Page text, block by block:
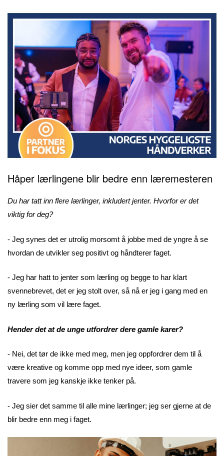
Håper lærlingene blir bedre enn læremesteren
Du har tatt inn flere lærlinger, inkludert jenter. Hvorfor er det
viktig for deg?
- Jeg synes det er utrolig morsomt å jobbe med de yngre å se
hvordan de utvikler seg positivt og håndterer faget.
- Jeg har hatt to jenter som lærling og begge to har klart
svennebrevet, det er jeg stolt over, så nå er jeg i gang med en
ny lærling som vil lære faget.
Hender det at de unge utfordrer dere gamle karer?
- Nei, det tør de ikke med meg, men jeg oppfordrer dem til å
være kreative og komme opp med nye ideer, som gamle
travere som jeg kanskje ikke tenker på.
- Jeg sier det samme til alle mine lærlinger; jeg ser gjerne at de
blir bedre enn meg i faget.